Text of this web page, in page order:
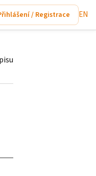
/ Registrace EN